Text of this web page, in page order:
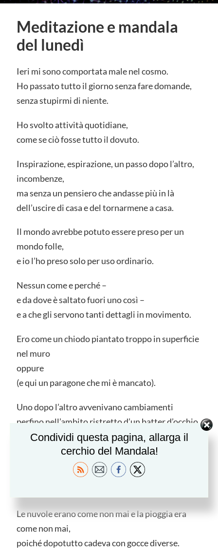
Meditazione e mandala
del lunedì
Ieri mi sono comportata male nel cosmo.
Ho passato tutto il giorno senza fare domande,
senza stupirmi di niente.
Ho svolto attività quotidiane,
come se ciò fosse tutto il dovuto.
Inspirazione, espirazione, un passo dopo l’altro,
incombenze,
ma senza un pensiero che andasse più in là
dell’uscire di casa e del tornarmene a casa.
Il mondo avrebbe potuto essere preso per un
mondo folle,
e io l’ho preso solo per uso ordinario.
Nessun come e perché –
e da dove è saltato fuori uno così –
e a che gli servono tanti dettagli in movimento.
Ero come un chiodo piantato troppo in superficie
nel muro
oppure
(e qui un paragone che mi è mancato).
Uno dopo l’altro avvenivano cambiamenti
perfino nell’ambito ristretto d’un batter d’occhio.
Su un tavolo più giovane, da una mano d’un
Le nuvole erano come non mai e la pioggia era
come non mai,
poiché dopotutto cadeva con gocce diverse.
Condividi questa pagina, allarga il
cerchio del Mandala!